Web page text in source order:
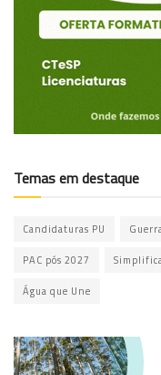
Temas em destaque
Candidaturas PU
PAC pós 2027
Água que Une